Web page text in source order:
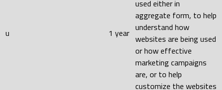
u 1 year
used either in
aggregate form, to help
understand how
websites are being used
or how effective
marketing campaigns
are, or to help
customize the websites